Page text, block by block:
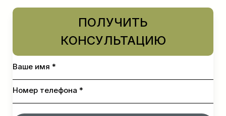
ПОЛУЧИТЬ
КОНСУЛЬТАЦИЮ
Ваше имя *
Номер телефона *